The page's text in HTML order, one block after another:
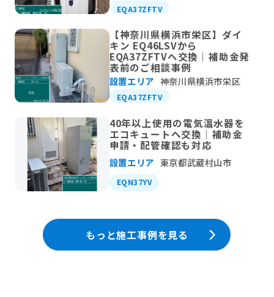
EQA37ZFTV
【神奈川県横浜市栄区】ダイ
キン EQ46LSVから
EQA37ZFTVへ交換｜補助金発
表前のご相談事例
設置エリア 神奈川県横浜市栄区
EQA37ZFTV
40年以上使用の電気温水器を
エコキュートへ交換｜補助金
申請・配管確認も対応
設置エリア 東京都武蔵村山市
EQN37YV
もっと施工事例を見る